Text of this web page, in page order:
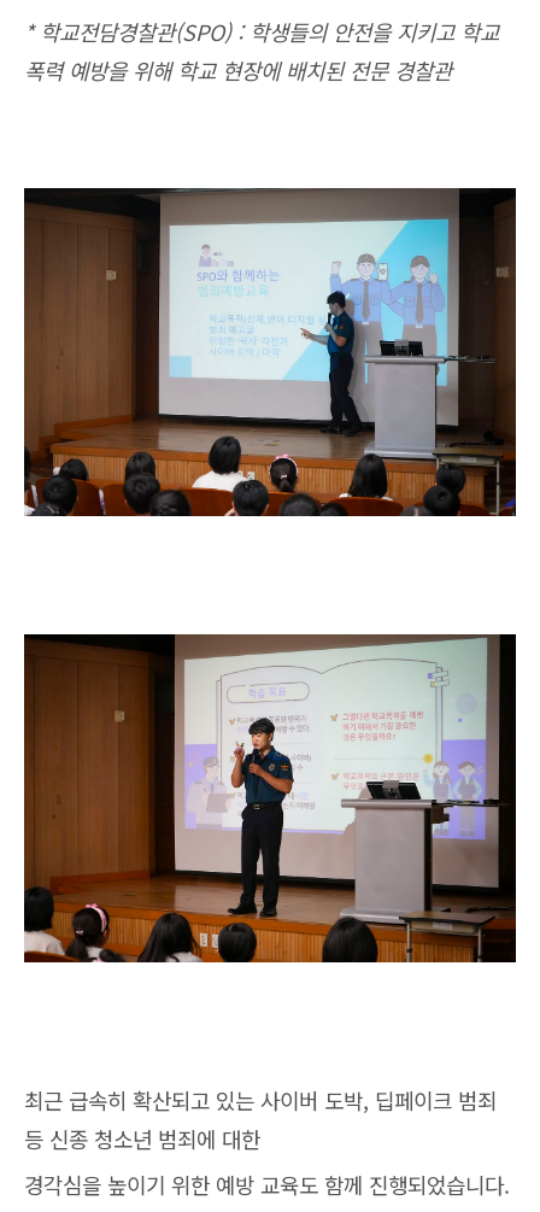
* 학교전담경찰관(SPO) : 학생들의 안전을 지키고 학교
폭력 예방을 위해 학교 현장에 배치된 전문 경찰관
최근 급속히 확산되고 있는 사이버 도박, 딥페이크 범죄
등 신종 청소년 범죄에 대한
경각심을 높이기 위한 예방 교육도 함께 진행되었습니다.